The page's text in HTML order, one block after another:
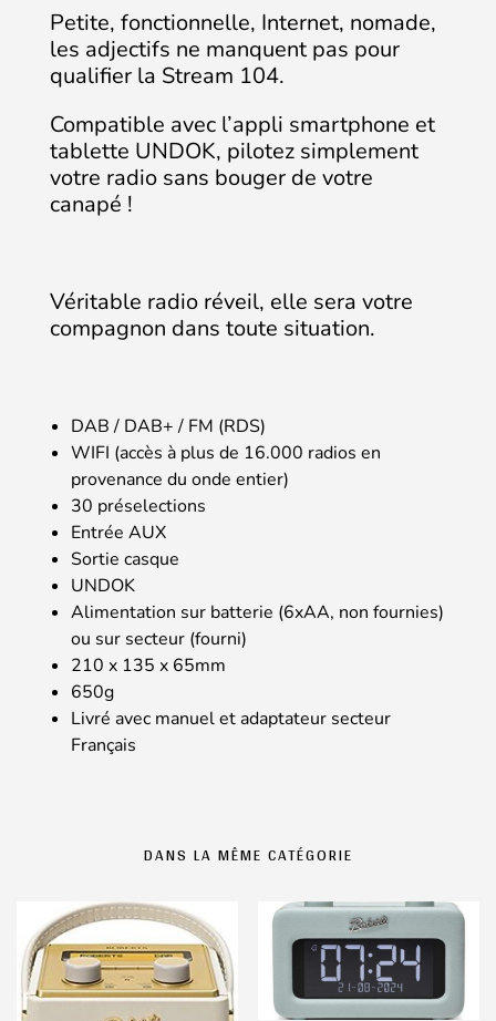
Petite, fonctionnelle, Internet, nomade,
les adjectifs ne manquent pas pour
qualifier la Stream 104.
Compatible avec l’appli smartphone et
tablette UNDOK, pilotez simplement
votre radio sans bouger de votre
canapé !
Véritable radio réveil, elle sera votre
compagnon dans toute situation.
DAB / DAB+ / FM (RDS)
WIFI (accès à plus de 16.000 radios en
provenance du onde entier)
30 préselections
Entrée AUX
Sortie casque
UNDOK
Alimentation sur batterie (6xAA, non fournies)
ou sur secteur (fourni)
210 x 135 x 65mm
650g
Livré avec manuel et adaptateur secteur
Français
DANS LA MÊME CATÉGORIE